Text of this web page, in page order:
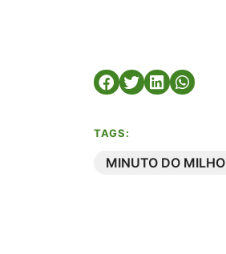
TAGS:
MINUTO DO MILHO